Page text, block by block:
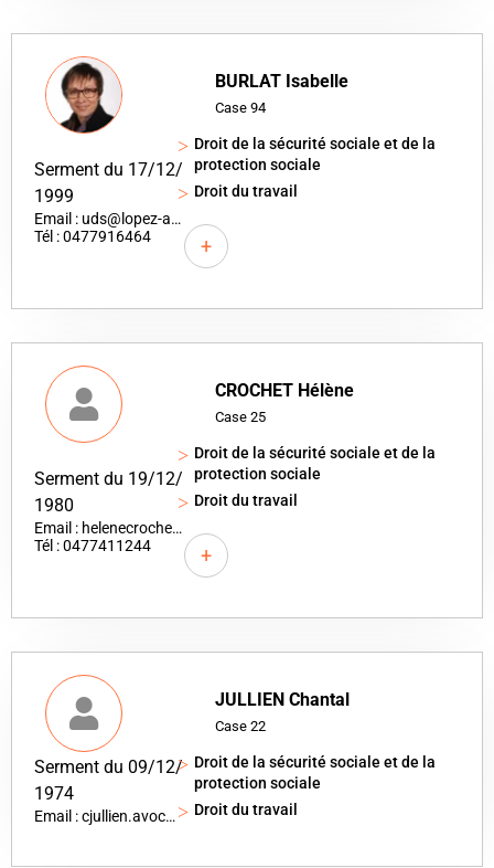
BURLAT Isabelle
Case 94
Serment du 17/12/
1999
Email : uds@lopez-associes.fr
Tél : 0477916464
Droit de la sécurité sociale et de la
protection sociale
Droit du travail
+
CROCHET Hélène
Case 25
Serment du 19/12/
1980
Email : helenecrochet@orange.fr
Tél : 0477411244
Droit de la sécurité sociale et de la
protection sociale
Droit du travail
+
JULLIEN Chantal
Case 22
Serment du 09/12/
1974
Email : cjullien.avocat@wanadoo.fr
Droit de la sécurité sociale et de la
protection sociale
Droit du travail